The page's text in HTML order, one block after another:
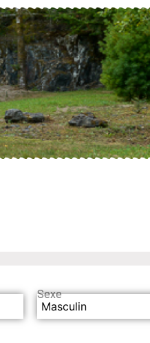
Sexe
Masculin